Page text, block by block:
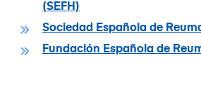
(SEFH)
Sociedad Española de
Fundación Española de